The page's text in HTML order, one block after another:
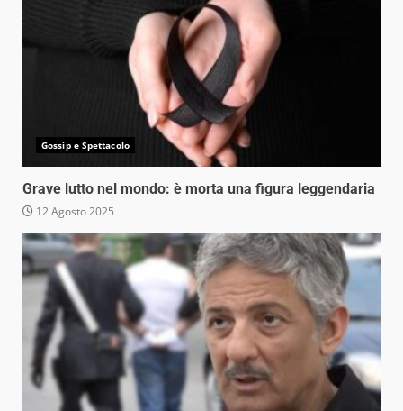
Gossip e Spettacolo
Grave lutto nel mondo: è morta una figura leggendaria
12 Agosto 2025